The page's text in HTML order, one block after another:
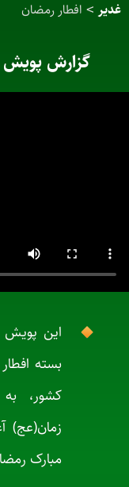
غدیر > افطار رمضان
گزارش پویش
بسته
کشور،
زمان(عج)
مبارک